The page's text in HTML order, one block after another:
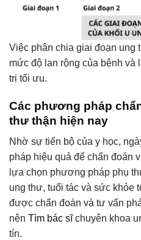
Việc phân chia giai đoạn ung
mức độ lan rộng của bệnh
trị tối ưu.
Các phương pháp
thư thận hiện nay
Nhờ sự tiến bộ của y học,
pháp hiệu quả để chẩn đoán
lựa chọn phương pháp phụ
ung thư, tuổi tác và sức khỏe
được chẩn đoán và tư vấn
nên Tìm bác sĩchuyên khoa
tín.